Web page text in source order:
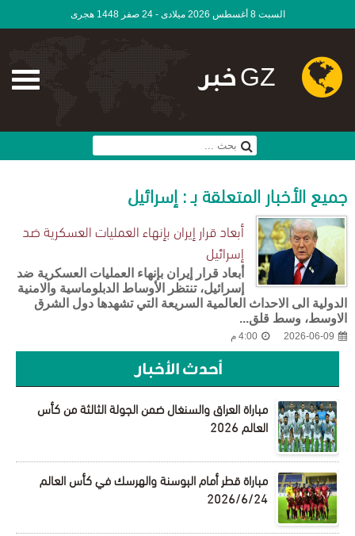
السبت 8 أغسطس 2026 ميلادى - 24 صفر 1448 هجرى
GZ خبر
جميع الأخبار المتعلقة بـ : إسرائيل
أبعاد قرار إيران بإنهاء العمليات العسكرية ضد
إسرائيل
أبعاد قرار إيران بإنهاء العمليات العسكرية ضد
إسرائيل، تنتظر الأوساط الدبلوماسية والامنية
الدولية الى الاحداث العالمية السريعة التي تشهدها دول الشرق
الاوسط، وسط قلق...
2026-06-09 4:00 م
أحدث الأخبار
مباراة العراق والسنغال ضمن الجولة الثالثة من كأس
العالم 2026
مباراة قطر أمام البوسنة والهرسك في كأس العالم
2026/6/24